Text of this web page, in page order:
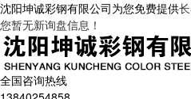
沈阳坤诚彩钢有限公司为您免费提供
您暂无新询盘信息！
全国咨询热线